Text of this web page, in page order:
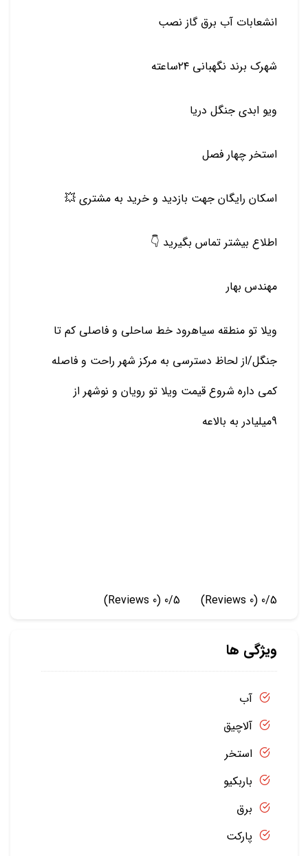
انشعابات آب برق گاز نصب
شهرک برند نگهبانی ۲۴ساعته
ویو ابدی جنگل دریا
استخر چهار فصل
اسکان رایگان جهت بازدید و خرید به مشتری 💥
اطلاع بیشتر تماس بگیرید 👇
مهندس بهار
ویلا تو منطقه سیاهرود خط ساحلی و فاصلی کم تا
جنگل/از لحاظ دسترسی به مرکز شهر راحت و فاصله
کمی داره شروع قیمت ویلا تو رویان و نوشهر از
9میلیادر به بالاعه
0/5
(0 Reviews)
0/5
(0 Reviews)
ویژگی ها
آب
آلاچیق
استخر
باربکیو
برق
پارکت